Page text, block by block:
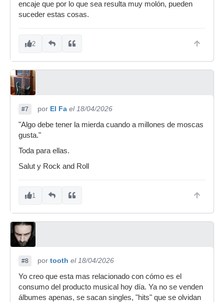
encaje que por lo que sea resulta muy molón, pueden
suceder estas cosas.
2
#7 por El Fa el 18/04/2026
"Algo debe tener la mierda cuando a millones de moscas
gusta."
Toda para ellas.
Salut y Rock and Roll
1
#8 por tooth el 18/04/2026
Yo creo que esta mas relacionado con cómo es el
consumo del producto musical hoy día. Ya no se venden
álbumes apenas, se sacan singles, "hits" que se olvidan